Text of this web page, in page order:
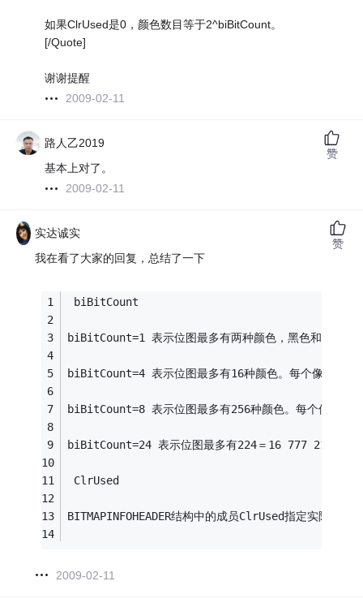
如果ClrUsed是0，颜色数目等于2^biBitCount。
[/Quote]
谢谢提醒
2009-02-11
路人乙2019
基本上对了。
2009-02-11
赞
实达诚实
我在看了大家的回复，总结了一下
biBitCount
biBitCount=1 表示位图最多有两种颜色，黑色和白色。
biBitCount=4 表示位图最多有16种颜色。每个像素用4位
biBitCount=8 表示位图最多有256种颜色。每个像素用8
biBitCount=24 表示位图最多有224＝16 777 216种颜
ClrUsed
BITMAPINFOHEADER结构中的成员ClrUsed指定实际使
2009-02-11
赞